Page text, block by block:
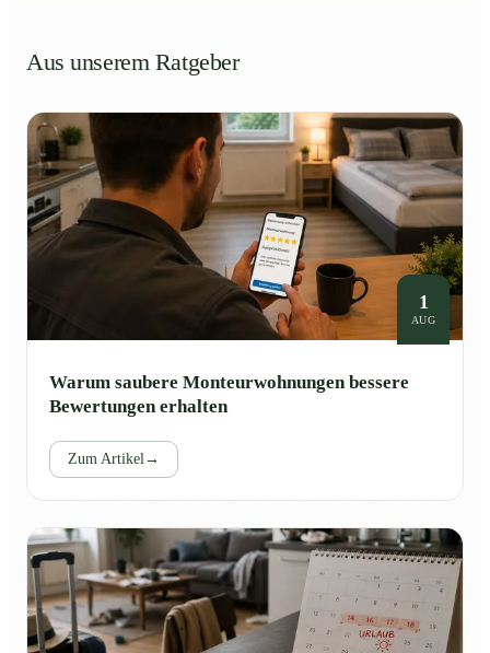
Aus unserem Ratgeber
1
AUG
Warum saubere Monteurwohnungen bessere
Bewertungen erhalten
Zum Artikel →